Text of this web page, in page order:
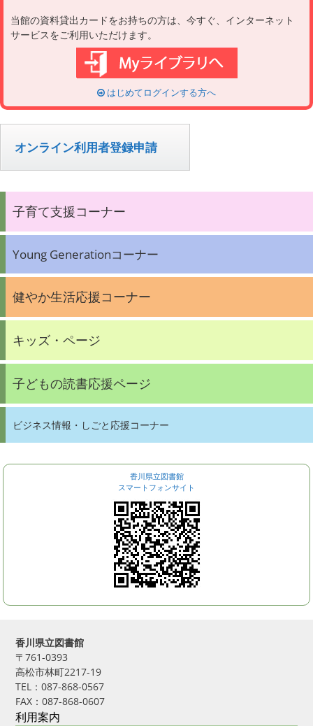
当館の資料貸出カードをお持ちの方は、今すぐ、インターネット
サービスをご利用いただけます。
はじめてログインする方へ
オンライン利用者登録申請
子育て支援コーナー
Young Generationコーナー
健やか生活応援コーナー
キッズ・ページ
子どもの読書応援ページ
ビジネス情報・しごと応援コーナー
香川県立図書館
スマートフォンサイト
香川県立図書館
〒761-0393
高松市林町2217-19
TEL：087-868-0567
FAX：087-868-0607
利用案内